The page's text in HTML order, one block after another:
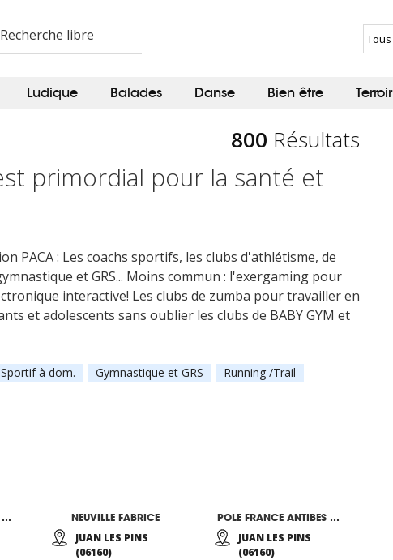
Ludique Balades Danse Bien être Terroir
800 Résultats
primordial pour la santé et
PACA : Les coachs sportifs, les clubs d'athlétisme, de
et GRS... Moins commun : l'exergaming pour
interactive! Les clubs de zumba pour travailler en
et adolescents sans oublier les clubs de BABY GYM et
à dom. Gymnastique et GRS
Running /Trail
HANDISPORT ANTIBES MEDITERRANEE NEUVILLE FABRICE
JUAN LES PINS
(06160)
POLE FRANCE ANTIBES GYMNASTIQUE
JUAN LES PINS
(06160)